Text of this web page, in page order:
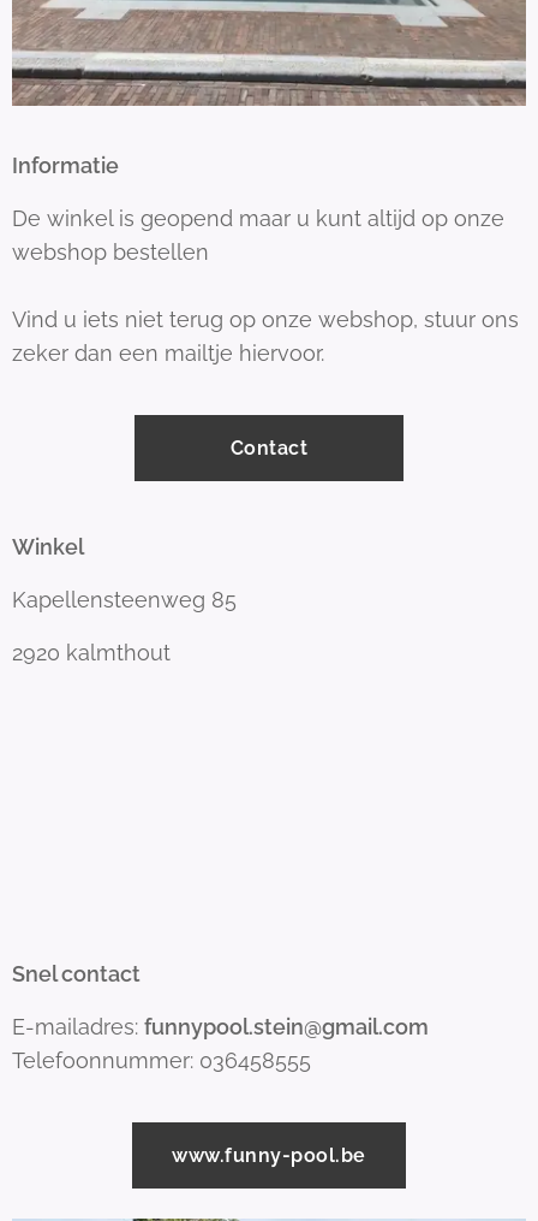
Informatie
De winkel is geopend maar u kunt altijd op onze
webshop bestellen
Vind u iets niet terug op onze webshop, stuur ons
zeker dan een mailtje hiervoor.
Contact
Winkel
Kapellensteenweg 85
2920 kalmthout
Snel contact
E-mailadres: funnypool.stein@gmail.com
Telefoonnummer: 036458555
www.funny-pool.be